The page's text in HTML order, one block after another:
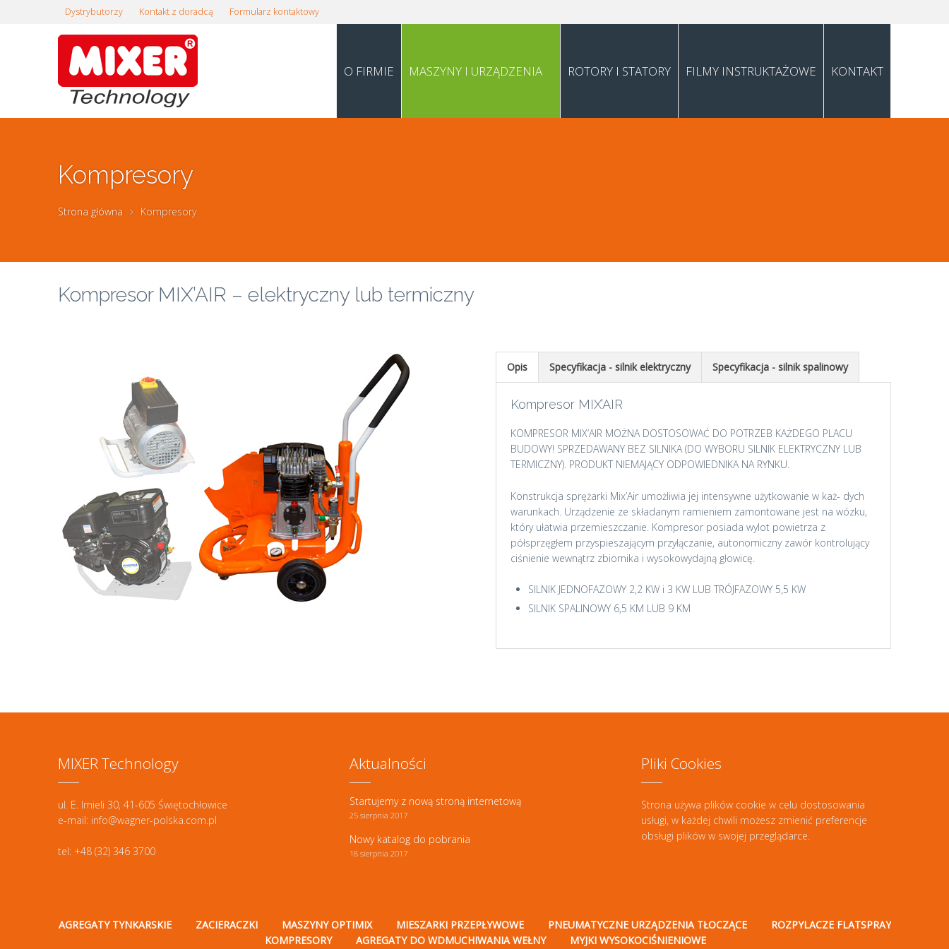
Dystrybutorzy Kontakt z doradcą Formularz kontaktowy
O FIRMIE MASZYNY I URZĄDZENIA ROTORY I STATORY FILMY INSTRUKTAŻOWE KONTAKT
Kompresory
Strona główna Kompresory
Kompresor MIX’AIR – elektryczny lub termiczny
Opis Specyfikacja - silnik elektryczny Specyfikacja - silnik spalinowy
Kompresor MIX’AIR
KOMPRESOR MIX’AIR MOŻNA DOSTOSOWAĆ DO POTRZEB KAŻDEGO PLACU
BUDOWY! SPRZEDAWANY BEZ SILNIKA (DO WYBORU SILNIK ELEKTRYCZNY LUB
TERMICZNY). PRODUKT NIEMAJĄCY ODPOWIEDNIKA NA RYNKU.
Konstrukcja sprężarki Mix’Air umożliwia jej intensywne użytkowanie w każ- dych
warunkach. Urządzenie ze składanym ramieniem zamontowane jest na wózku,
który ułatwia przemieszczanie. Kompresor posiada wylot powietrza z
półsprzęgłem przyspieszającym przyłączanie, autonomiczny zawór kontrolujący
ciśnienie wewnątrz zbiornika i wysokowydajną głowicę.
SILNIK JEDNOFAZOWY 2,2 KW i 3 KW LUB TRÓJFAZOWY 5,5 KW
SILNIK SPALINOWY 6,5 KM LUB 9 KM
MIXER Technology
ul. E. Imieli 30, 41-605 Świętochłowice
e-mail: info@wagner-polska.com.pl
tel: +48 (32) 346 3700
Aktualności
Startujemy z nową stroną internetową
25 sierpnia 2017
Nowy katalog do pobrania
18 sierpnia 2017
Pliki Cookies
Strona używa plików cookie w celu dostosowania
usługi, w każdej chwili możesz zmienić preferencje
obsługi plików w swojej przeglądarce.
AGREGATY TYNKARSKIE ZACIERACZKI MASZYNY OPTIMIX MIESZARKI PRZEPŁYWOWE PNEUMATYCZNE URZĄDZENIA TŁOCZĄCE
ROZPYLACZE FLATSPRAY
KOMPRESORY
AGREGATY DO WDMUCHIWANIA WEŁNY MYJKI WYSOKOCIŚNIENIOWE